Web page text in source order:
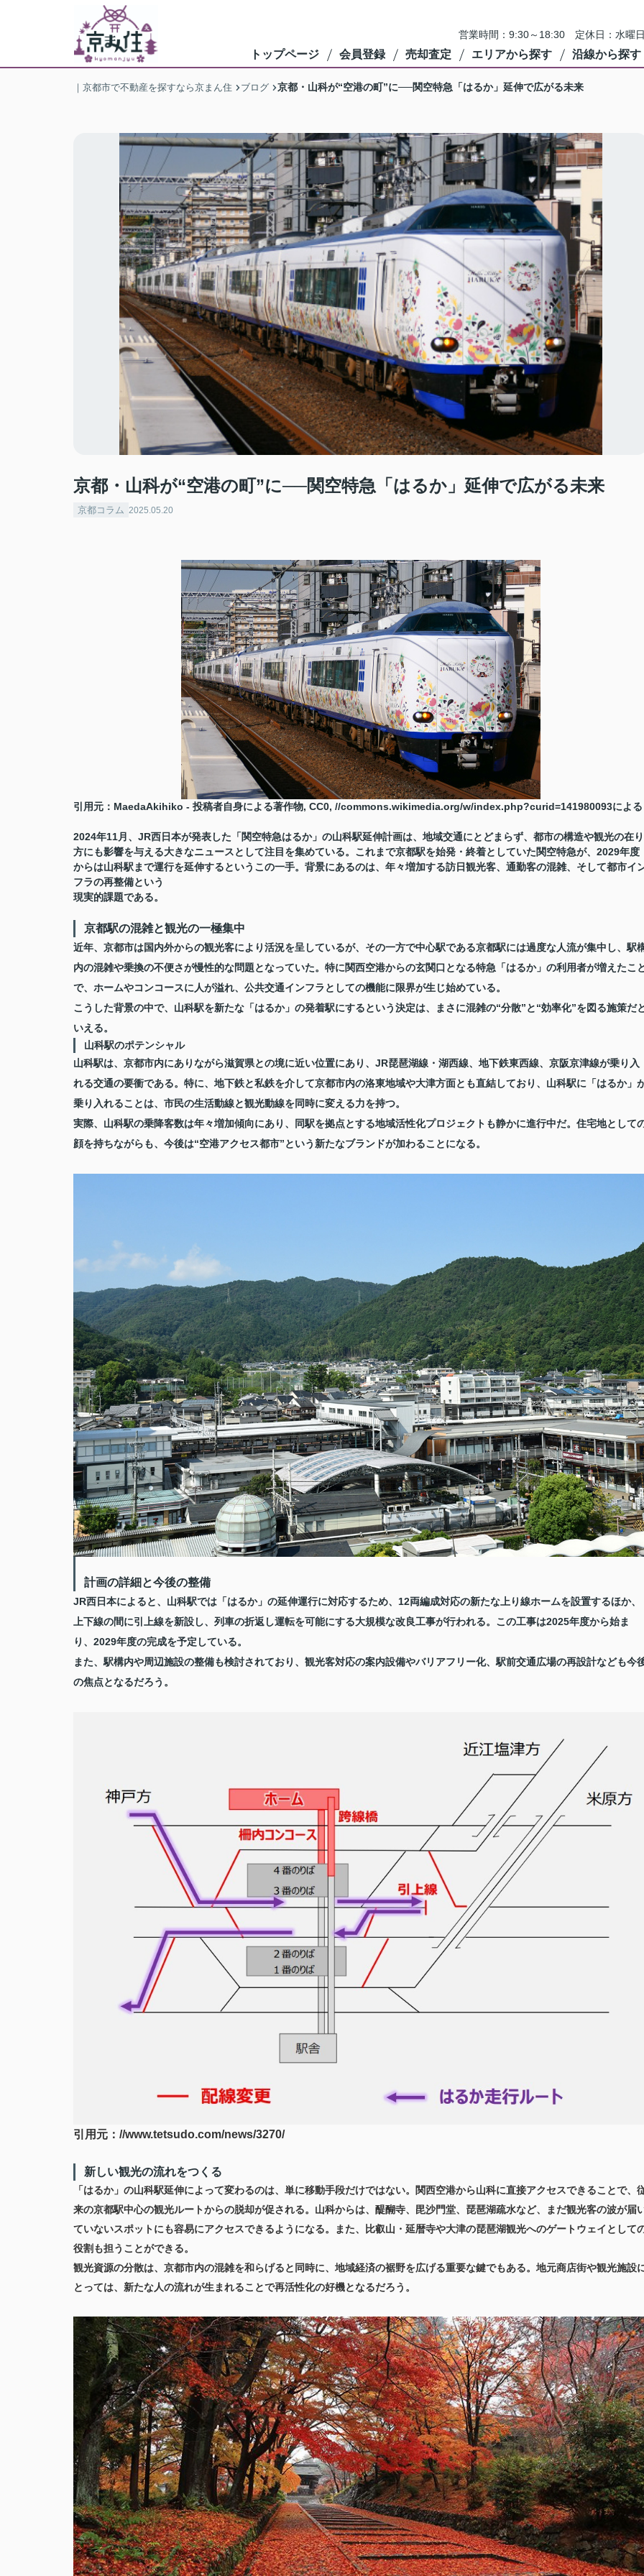
営業時間：9:30～18:30 定休日：水曜
トップページ 会員登録 売却査定 エリアから探す 沿線から探す
｜京都市で不動産を探すなら京まん住 ブログ 京都・山科が“空港の町”に──関空特急「はるか」延伸で広がる未来
京都・山科が“空港の町”に──関空特急「はるか」延伸で広がる未来
京都コラム 2025.05.20
引用元：MaedaAkihiko - 投稿者自身による著作物, CC0, //commons.wikimedia.org/w/index.php?curid=141980093による
2024年11月、JR西日本が発表した「関空特急はるか」の山科駅延伸計画は、地域交通にとどまらず、都市の構造や観光の在り
方にも影響を与える大きなニュースとして注目を集めている。これまで京都駅を始発・終着としていた関空特急が、2029年度
からは山科駅まで運行を延伸するというこの一手。背景にあるのは、年々増加する訪日観光客、通勤客の混雑、そして都市イ
フラの再整備という
現実的課題である。
京都駅の混雑と観光の一極集中
近年、京都市は国内外からの観光客により活況を呈しているが、その一方で中心駅である京都駅には過度な人流が集中し、駅
内の混雑や乗換の不便さが慢性的な問題となっていた。特に関西空港からの玄関口となる特急「はるか」の利用者が増えたこ
で、ホームやコンコースに人が溢れ、公共交通インフラとしての機能に限界が生じ始めている。
こうした背景の中で、山科駅を新たな「はるか」の発着駅にするという決定は、まさに混雑の“分散”と“効率化”を図る施策だ
いえる。
山科駅のポテンシャル
山科駅は、京都市内にありながら滋賀県との境に近い位置にあり、JR琵琶湖線・湖西線、地下鉄東西線、京阪京津線が乗り入
れる交通の要衝である。特に、地下鉄と私鉄を介して京都市内の洛東地域や大津方面とも直結しており、山科駅に「はるか」
乗り入れることは、市民の生活動線と観光動線を同時に変える力を持つ。
実際、山科駅の乗降客数は年々増加傾向にあり、同駅を拠点とする地域活性化プロジェクトも静かに進行中だ。住宅地として
顔を持ちながらも、今後は“空港アクセス都市”という新たなブランドが加わることになる。
計画の詳細と今後の整備
JR西日本によると、山科駅では「はるか」の延伸運行に対応するため、12両編成対応の新たな上り線ホームを設置するほか、
上下線の間に引上線を新設し、列車の折返し運転を可能にする大規模な改良工事が行われる。この工事は2025年度から始ま
り、2029年度の完成を予定している。
また、駅構内や周辺施設の整備も検討されており、観光客対応の案内設備やバリアフリー化、駅前交通広場の再設計なども今
の焦点となるだろう。
引用元：//www.tetsudo.com/news/3270/
新しい観光の流れをつくる
「はるか」の山科駅延伸によって変わるのは、単に移動手段だけではない。関西空港から山科に直接アクセスできることで、
来の京都駅中心の観光ルートからの脱却が促される。山科からは、醍醐寺、毘沙門堂、琵琶湖疏水など、まだ観光客の波が届
ていないスポットにも容易にアクセスできるようになる。また、比叡山・延暦寺や大津の琵琶湖観光へのゲートウェイとして
役割も担うことができる。
観光資源の分散は、京都市内の混雑を和らげると同時に、地域経済の裾野を広げる重要な鍵でもある。地元商店街や観光施設
とっては、新たな人の流れが生まれることで再活性化の好機となるだろう。